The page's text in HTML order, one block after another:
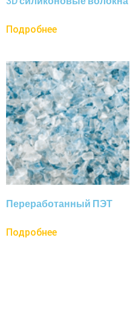
Подробнее
Переработанный ПЭТ
Подробнее